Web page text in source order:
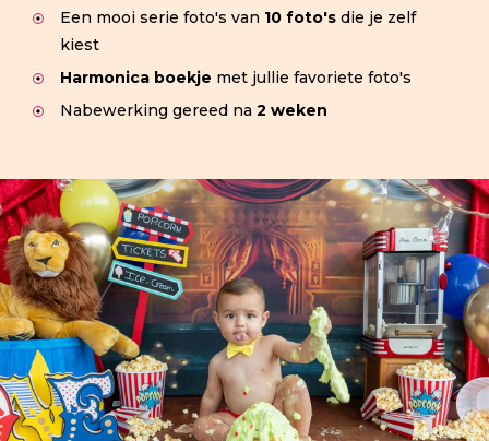
Een mooi serie foto's van 10 foto's die je zelf
kiest
Harmonica boekje met jullie favoriete foto's
Nabewerking gereed na 2 weken